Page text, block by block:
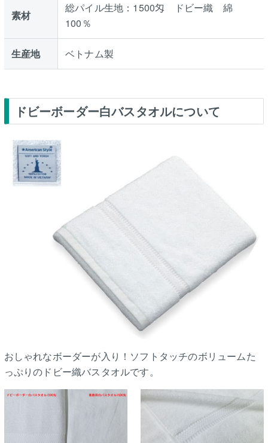
素材
総パイル生地：1500匁 ドビー織 綿
100％
生産地 ベトナム製
ドビーボーダー白バスタオルについて
おしゃれなボーダーが入り！ソフトタッチのボリュームた
っぷりのドビー織バスタオルです。